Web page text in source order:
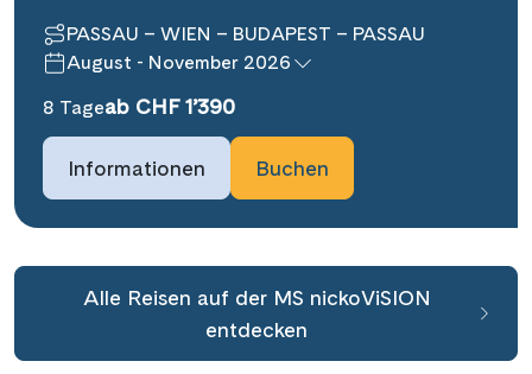
PASSAU – WIEN – BUDAPEST – PASSAU
August - November 2026
8 Tageab CHF 1’390
Informationen Buchen
Alle Reisen auf der MS nickoViSION
entdecken